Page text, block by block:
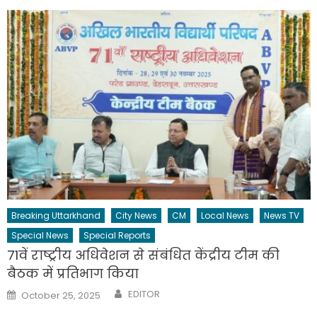
Breaking Uttarkhand City News CM Local News
News TV
Special News
Special Reports
71वें राष्ट्रीय अधिवेशन से संबंधित केंद्रीय टीम की
बैठक में प्रतिभाग किया
Posted
on
October 25, 2025 Author
EDITOR